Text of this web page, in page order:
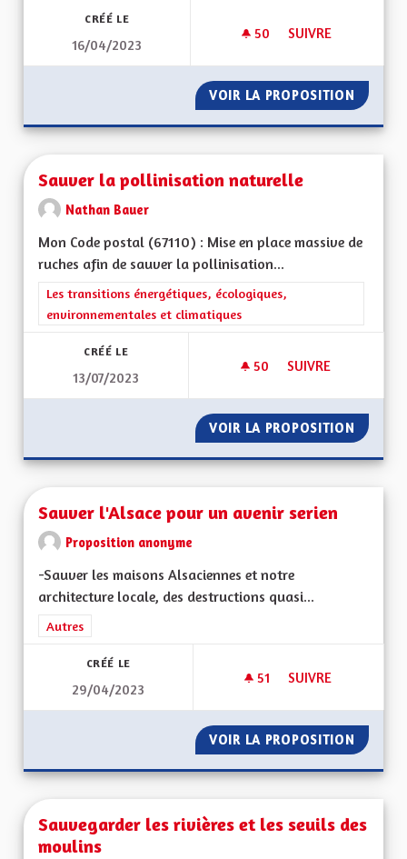
CRÉÉ LE
16/04/2023
50 50 ABONNÉS
SUIVRE
VOIR LA PROPOSITION
Sauver la pollinisation naturelle
Nathan Bauer
Mon Code postal (67110) : Mise en place massive de
ruches afin de sauver la pollinisation...
Filtrer les résultats de la catégorie : Les transitions
Les transitions énergétiques, écologiques,
environnementales et climatiques
CRÉÉ LE
13/07/2023
50 50 ABONNÉS
SUIVRE
VOIR LA PROPOSITION
Sauver l'Alsace pour un avenir serien
Proposition anonyme
-Sauver les maisons Alsaciennes et notre
architecture locale, des destructions quasi...
Filtrer les résultats de la catégorie : Autres
Autres
CRÉÉ LE
29/04/2023
51 51 ABONNÉS
SUIVRE
VOIR LA PROPOSITION
Sauvegarder les rivières et les seuils des
moulins